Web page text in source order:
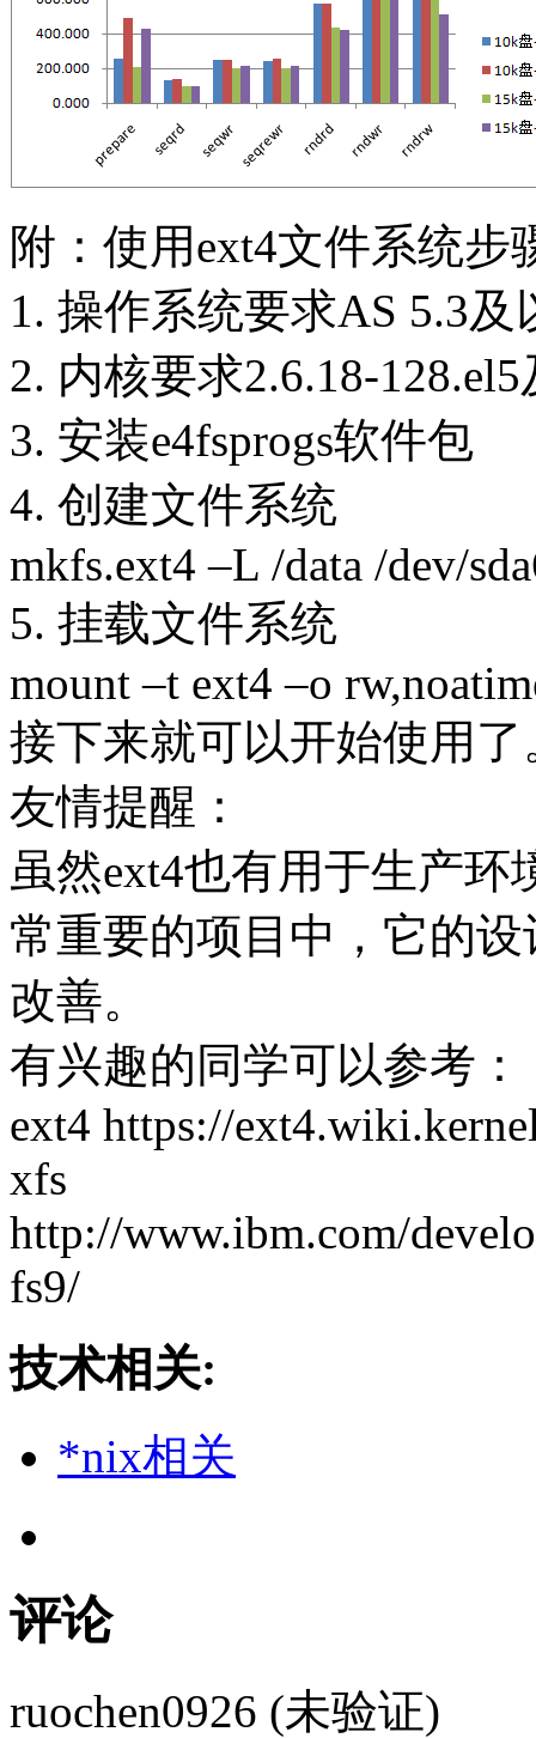
附：使用ext4文件系统步
1. 操作系统要求AS 5.3
2. 内核要求2.6.18-
3. 安装e4fsprogs软件包
4. 创建文件系统
mkfs.ext4 –L /data /dev/
5. 挂载文件系统
mount –t ext4 –o
接下来就可以开始使用了
友情提醒：
虽然ext4也有用于生产
常重要的项目中，它的
改善。
有兴趣的同学可以参考：
ext4 https://
xfs
http://www.ibm.com/
fs9/
技术相关:
*nix相关
评论
ruochen0926 (未验证)